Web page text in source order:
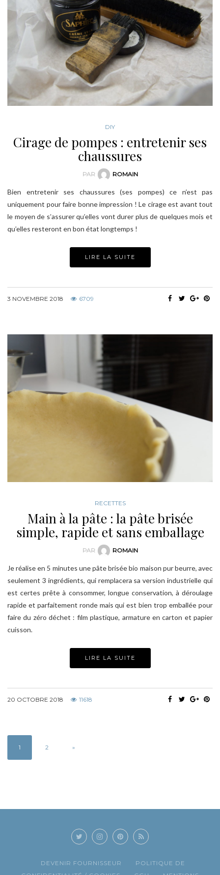
DIY
Cirage de pompes : entretenir ses
chaussures
PAR ROMAIN
Bien entretenir ses chaussures (ses pompes) ce n’est pas
uniquement pour faire bonne impression ! Le cirage est avant tout
le moyen de s’assurer qu’elles vont durer plus de quelques mois et
qu’elles resteront en bon état longtemps !
LIRE LA SUITE
3 NOVEMBRE 2018 6709
RECETTES
Main à la pâte : la pâte brisée
simple, rapide et sans emballage
PAR ROMAIN
Je réalise en 5 minutes une pâte brisée bio maison pur beurre, avec
seulement 3 ingrédients, qui remplacera sa version industrielle qui
est certes prête à consommer, longue conservation, à déroulage
rapide et parfaitement ronde mais qui est bien trop emballée pour
faire du zéro déchet : film plastique, armature en carton et papier
cuisson.
LIRE LA SUITE
20 OCTOBRE 2018 11618
1 2 »
DEVENIR FOURNISSEUR
POLITIQUE DE